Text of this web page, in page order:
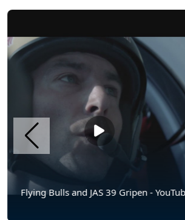
Flying Bulls Aerobatic Team - Promo -